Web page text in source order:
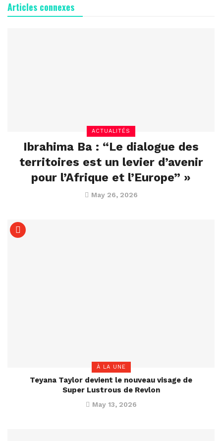
Articles connexes
ACTUALITÉS
Ibrahima Ba : “Le dialogue des
territoires est un levier d’avenir
pour l’Afrique et l’Europe” »
May 26, 2026
À LA UNE
Teyana Taylor devient le nouveau visage de
Super Lustrous de Revlon
May 13, 2026